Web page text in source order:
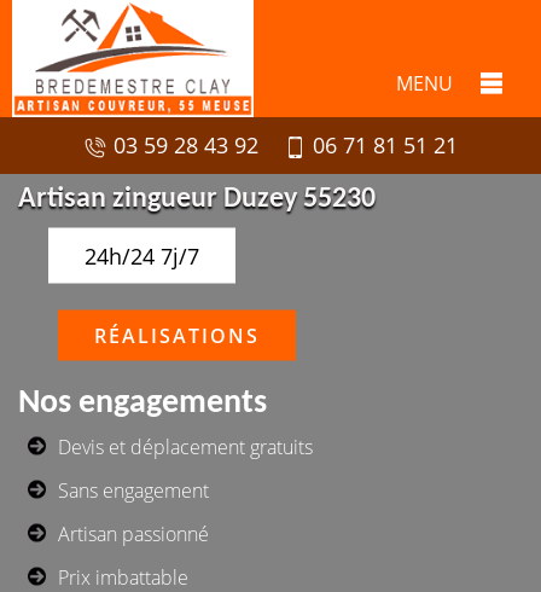
MENU
03 59 28 43 92
06 71 81 51 21
Artisan zingueur Duzey 55230
24h/24 7j/7
RÉALISATIONS
Nos engagements
Devis et déplacement gratuits
Sans engagement
Artisan passionné
Prix imbattable